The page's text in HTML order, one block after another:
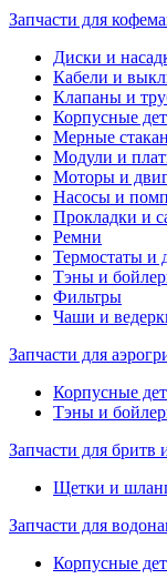
Запчасти для
Диски и
Кабели и
Клапаны и
Корпусные
Мерные
Модули и
Моторы и
Насосы и
Прокладки и
Ремни
Термостаты и
Тэны и
Фильтры
Чаши и
Запчасти для
Корпусные
Тэны и
Запчасти для бритв
Щетки и
Запчасти для
Корпусные